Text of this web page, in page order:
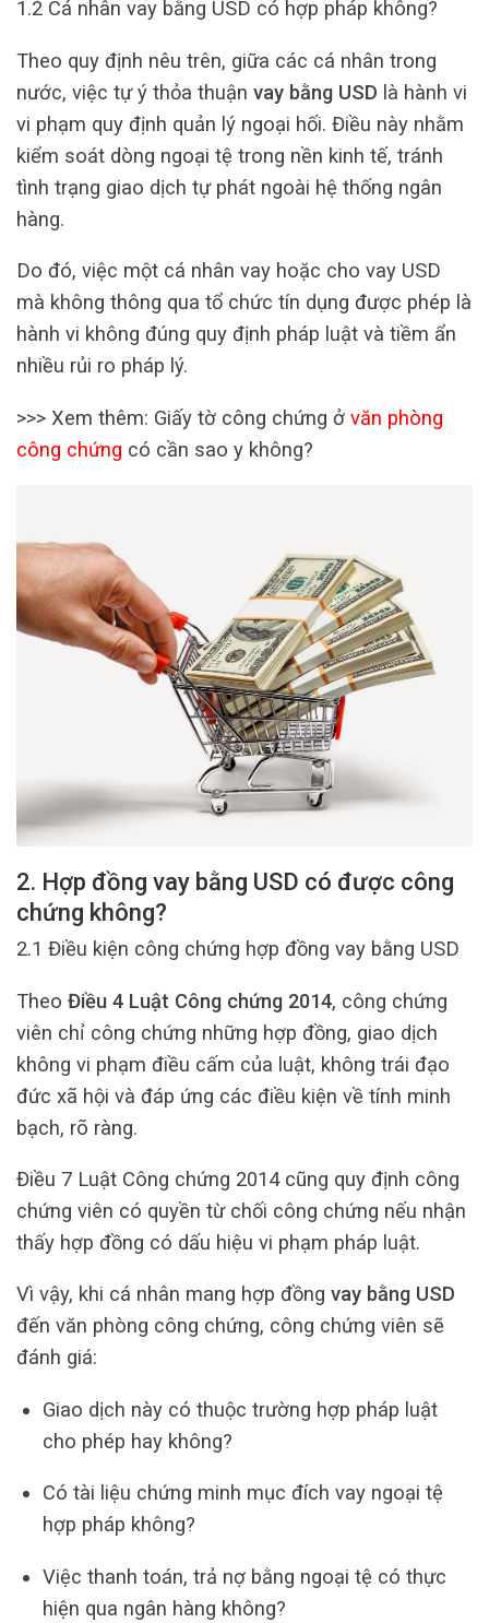
1.2 Cá nhân vay bằng USD có hợp pháp không?
Theo quy định nêu trên, giữa các cá nhân trong
nước, việc tự ý thỏa thuận vay bằng USD là hành vi
vi phạm quy định quản lý ngoại hối. Điều này nhằm
kiểm soát dòng ngoại tệ trong nền kinh tế, tránh
tình trạng giao dịch tự phát ngoài hệ thống ngân
hàng.
Do đó, việc một cá nhân vay hoặc cho vay USD
mà không thông qua tổ chức tín dụng được phép là
hành vi không đúng quy định pháp luật và tiềm ẩn
nhiều rủi ro pháp lý.
>>> Xem thêm: Giấy tờ công chứng ở văn phòng
công chứng có cần sao y không?
2. Hợp đồng vay bằng USD có được công
chứng không?
2.1 Điều kiện công chứng hợp đồng vay bằng USD
Theo Điều 4 Luật Công chứng 2014, công chứng
viên chỉ công chứng những hợp đồng, giao dịch
không vi phạm điều cấm của luật, không trái đạo
đức xã hội và đáp ứng các điều kiện về tính minh
bạch, rõ ràng.
Điều 7 Luật Công chứng 2014 cũng quy định công
chứng viên có quyền từ chối công chứng nếu nhận
thấy hợp đồng có dấu hiệu vi phạm pháp luật.
Vì vậy, khi cá nhân mang hợp đồng vay bằng USD
đến văn phòng công chứng, công chứng viên sẽ
đánh giá:
Giao dịch này có thuộc trường hợp pháp luật
cho phép hay không?
Có tài liệu chứng minh mục đích vay ngoại tệ
hợp pháp không?
Việc thanh toán, trả nợ bằng ngoại tệ có thực
hiện qua ngân hàng không?